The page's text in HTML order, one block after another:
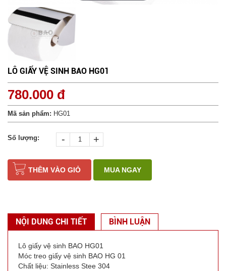
LÔ GIẤY VỆ SINH BAO HG01
780.000 đ
Mã sản phẩm: HG01
Số lượng: - +
THÊM VÀO GIỎ MUA NGAY
NỘI DUNG CHI TIẾT BÌNH LUẬN
Lô giấy vệ sinh BAO HG01
Móc treo giấy vệ sinh BAO HG 01
Chất liệu: Stainless Stee 304